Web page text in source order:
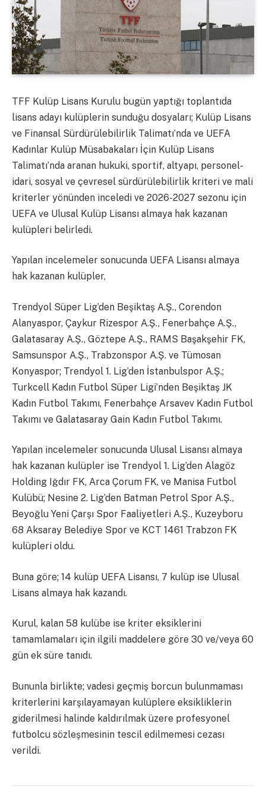
TFF Kulüp Lisans Kurulu bugün yaptığı toplantıda
lisans adayı kulüplerin sunduğu dosyaları; Kulüp Lisans
ve Finansal Sürdürülebilirlik Talimatı’nda ve UEFA
Kadınlar Kulüp Müsabakaları İçin Kulüp Lisans
Talimatı’nda aranan hukuki, sportif, altyapı, personel-
idari, sosyal ve çevresel sürdürülebilirlik kriteri ve mali
kriterler yönünden inceledi ve 2026-2027 sezonu için
UEFA ve Ulusal Kulüp Lisansı almaya hak kazanan
kulüpleri belirledi.
Yapılan incelemeler sonucunda UEFA Lisansı almaya
hak kazanan kulüpler,
Trendyol Süper Lig’den Beşiktaş A.Ş., Corendon
Alanyaspor, Çaykur Rizespor A.Ş., Fenerbahçe A.Ş.,
Galatasaray A.Ş., Göztepe A.Ş., RAMS Başakşehir FK,
Samsunspor A.Ş., Trabzonspor A.Ş. ve Tümosan
Konyaspor; Trendyol 1. Lig’den İstanbulspor A.Ş.;
Turkcell Kadın Futbol Süper Ligi’nden Beşiktaş JK
Kadın Futbol Takımı, Fenerbahçe Arsavev Kadın Futbol
Takımı ve Galatasaray Gain Kadın Futbol Takımı.
Yapılan incelemeler sonucunda Ulusal Lisansı almaya
hak kazanan kulüpler ise Trendyol 1. Lig’den Alagöz
Holding Iğdır FK, Arca Çorum FK, ve Manisa Futbol
Kulübü; Nesine 2. Lig’den Batman Petrol Spor A.Ş.,
Beyoğlu Yeni Çarşı Spor Faaliyetleri A.Ş., Kuzeyboru
68 Aksaray Belediye Spor ve KCT 1461 Trabzon FK
kulüpleri oldu.
Buna göre; 14 kulüp UEFA Lisansı, 7 kulüp ise Ulusal
Lisans almaya hak kazandı.
Kurul, kalan 58 kulübe ise kriter eksiklerini
tamamlamaları için ilgili maddelere göre 30 ve/veya 60
gün ek süre tanıdı.
Bununla birlikte; vadesi geçmiş borcun bulunmaması
kriterlerini karşılayamayan kulüplere eksikliklerin
giderilmesi halinde kaldırılmak üzere profesyonel
futbolcu sözleşmesinin tescil edilmemesi cezası
verildi.